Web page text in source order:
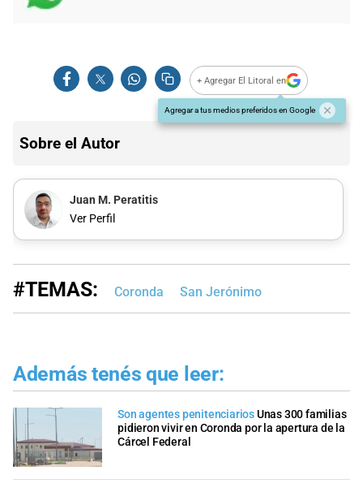
+ Agregar El Litoral en
Agregar a tus medios preferidos en Google
Sobre el Autor
Juan M. Peratitis
Ver Perfil
#TEMAS: Coronda San Jerónimo
Además tenés que leer:
Son agentes penitenciariosUnas 300 familias
pidieron vivir en Coronda por la apertura de la
Cárcel Federal